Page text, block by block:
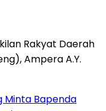
Minta Bapenda